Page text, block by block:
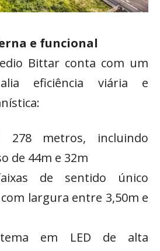
e funcional
Bittar conta com um
eficiência viária e
278 metros, incluindo
de 44m e 32m
de sentido único
largura entre 3,50m e
em LED de alta